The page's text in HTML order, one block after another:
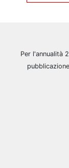
Per l'annualità